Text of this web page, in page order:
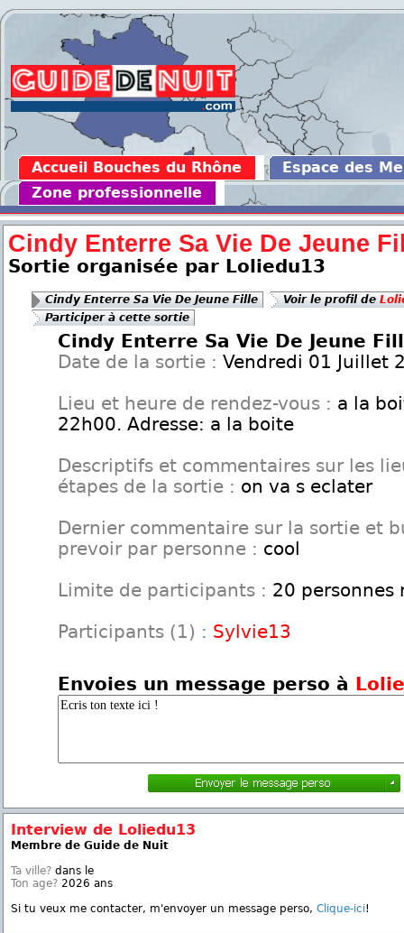
Accueil Bouches du Rhône
Espace des
Zone professionnelle
Cindy Enterre Sa Vie De Jeune
Sortie organisée par Loliedu13
Cindy Enterre Sa Vie De Jeune Fille Voir le profil de
Participer à cette sortie
Cindy Enterre Sa Vie De Jeune
Date de la sortie : Vendredi 01 Juillet
Lieu et heure de rendez-vous : a la
22h00. Adresse: a la boite
Descriptifs et commentaires sur les
étapes de la sortie : on va s eclater
Dernier commentaire sur la sortie et
prevoir par personne : cool
Limite de participants : 20 personnes
Participants (1) : Sylvie13
Envoies un message perso à
Interview de Loliedu13
Membre de Guide de Nuit
Ta ville? dans le
Ton age? 2026 ans
Si tu veux me contacter, m'envoyer un message perso, Clique-ici!